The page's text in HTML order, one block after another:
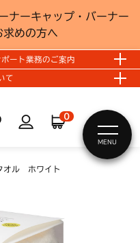
ナーキャップ・バーナー
求めの方へ
ート業務のご案内
て
0
MENU
オル ホワイト